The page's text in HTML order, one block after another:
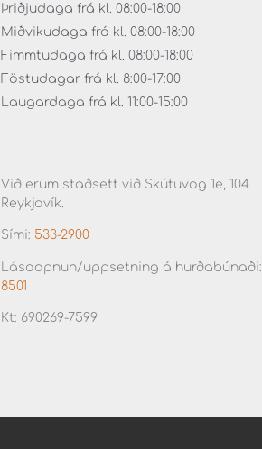
Þriðjudaga frá kl. 08:00-18:00
Miðvikudaga frá kl. 08:00-18:00
Fimmtudaga frá kl. 08:00-18:00
Föstudagar frá kl. 8:00-17:00
Laugardaga frá kl. 11:00-15:00
Við erum staðsett við Skútuvog 1e, 104
Reykjavík.
Sími: 533-2900
Lásaopnun/uppsetning á hurðabúnaði:
8501
Kt: 690269-7599